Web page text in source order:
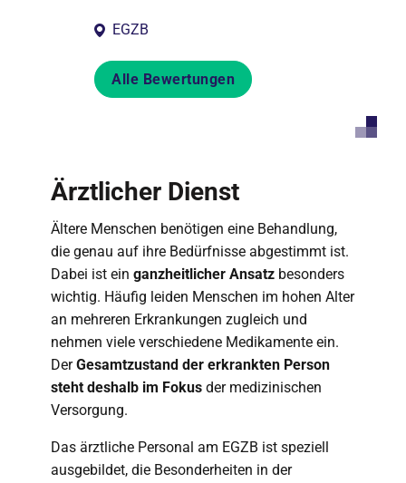
EGZB
Alle Bewertungen
Ärztlicher Dienst
Ältere Menschen benötigen eine Behandlung,
die genau auf ihre Bedürfnisse abgestimmt ist.
Dabei ist ein ganzheitlicher Ansatz besonders
wichtig. Häufig leiden Menschen im hohen Alter
an mehreren Erkrankungen zugleich und
nehmen viele verschiedene Medikamente ein.
DerGesamtzustand der erkrankten Person
steht deshalb im Fokus der medizinischen
Versorgung.
Das ärztliche Personal am EGZB ist speziell
ausgebildet, die Besonderheiten in der